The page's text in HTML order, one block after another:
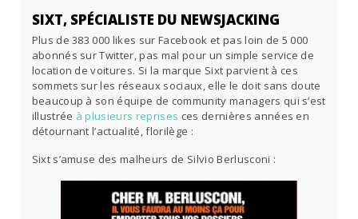
SIXT, SPÉCIALISTE DU NEWSJACKING
Plus de 383 000 likes sur Facebook et pas loin de 5 000
abonnés sur Twitter, pas mal pour un simple service de
location de voitures. Si la marque Sixt parvient à ces
sommets sur les réseaux sociaux, elle le doit sans doute
beaucoup à son équipe de community managers qui s’est
illustrée à plusieurs reprises ces dernières années en
détournant l’actualité, florilège :
Sixt s’amuse des malheurs de Silvio Berlusconi :